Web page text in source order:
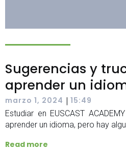
Sugerencias y
aprender un
marzo 1, 2024 | 15:49
Estudiar en EUSCAST
aprender un idioma, pero hay
Read more